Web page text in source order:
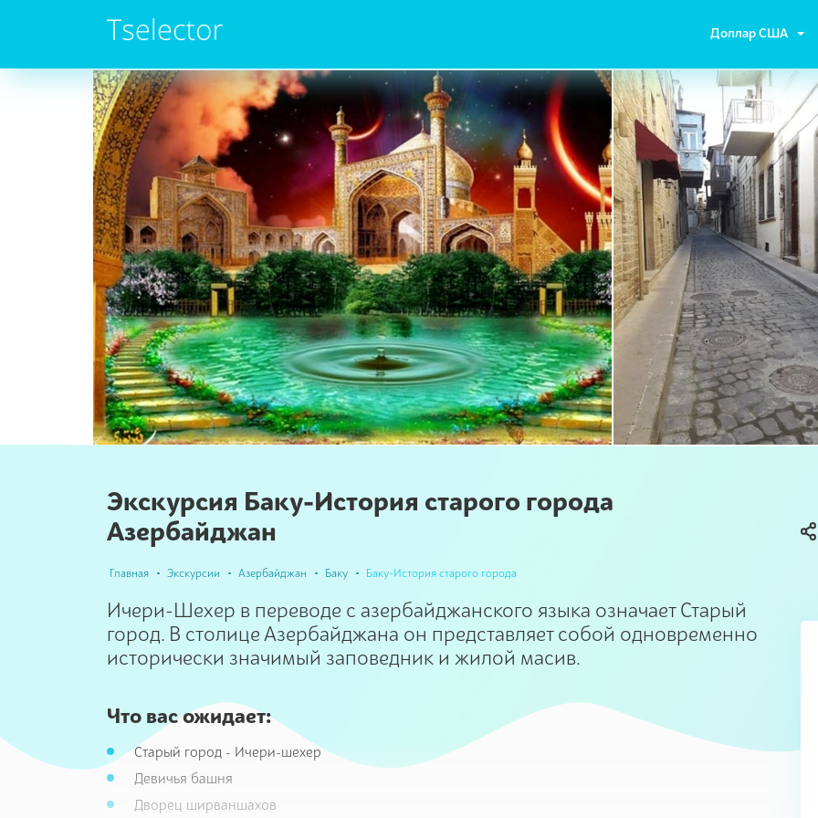
Доллар США
Экскурсия Баку-История старого города
Азербайджан
Главная Экскурсии Азербайджан Баку Баку-История старого города
Ичери-Шехер в переводе с азербайджанского языка означает Старый
город. В столице Азербайджана он представляет собой одновременно
исторически значимый заповедник и жилой масив.
Что вас ожидает:
Старый город - Ичери-шехер
Девичья башня
Дворец ширваншахов